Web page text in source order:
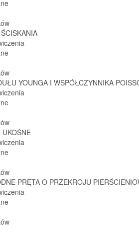
YOUNGA I WSPÓŁCZYNNIKA
PRĘTA O PRZEKROJU